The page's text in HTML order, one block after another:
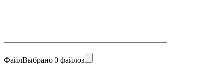
ФайлВыбрано 0 файлов